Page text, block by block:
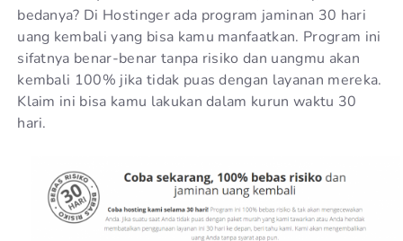
bedanya? Di Hostinger ada program jaminan 30 hari
uang kembali yang bisa kamu manfaatkan. Program ini
sifatnya benar-benar tanpa risiko dan uangmu akan
kembali 100% jika tidak puas dengan layanan mereka.
Klaim ini bisa kamu lakukan dalam kurun waktu 30
hari.